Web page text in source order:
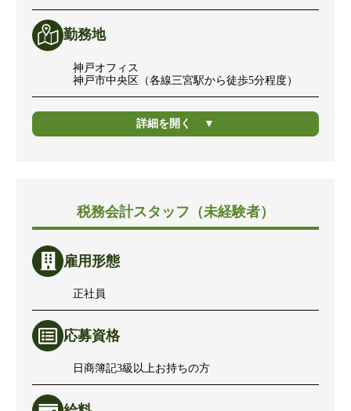
勤務地
神戸オフィス
神戸市中央区（各線三宮駅から徒歩5分程度）
詳細を開く
税務会計スタッフ（未経験者）
雇用形態
正社員
応募資格
日商簿記3級以上お持ちの方